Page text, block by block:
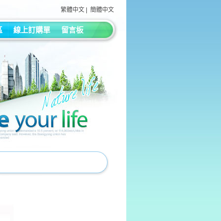
繁體中文 簡體中文
線上訂購單 留言板